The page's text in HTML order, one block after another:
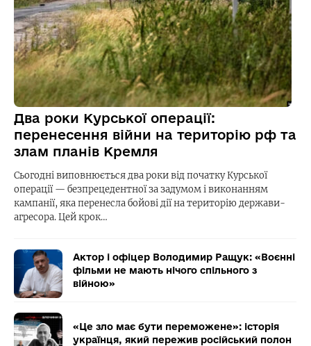
Два роки Курської операції:
перенесення війни на територію рф та
злам планів Кремля
Сьогодні виповнюється два роки від початку Курської
операції — безпрецедентної за задумом і виконанням
кампанії, яка перенесла бойові дії на територію держави-
агресора. Цей крок…
Актор і офіцер Володимир Ращук: «Воєнні
фільми не мають нічого спільного з
війною»
«Це зло має бути переможене»: історія
українця, який пережив російський полон